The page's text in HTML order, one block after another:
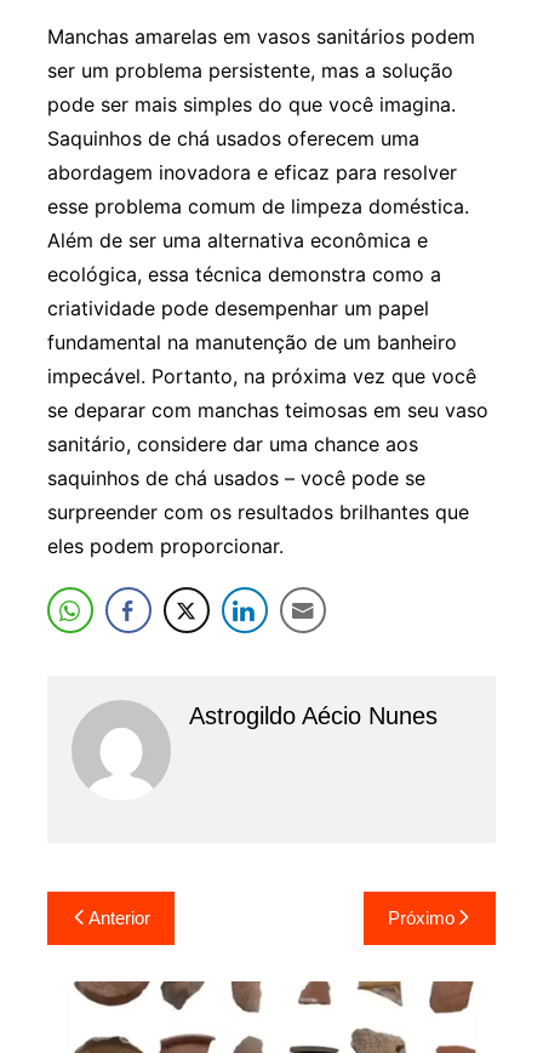
Manchas amarelas em vasos sanitários podem
ser um problema persistente, mas a solução
pode ser mais simples do que você imagina.
Saquinhos de chá usados oferecem uma
abordagem inovadora e eficaz para resolver
esse problema comum de limpeza doméstica.
Além de ser uma alternativa econômica e
ecológica, essa técnica demonstra como a
criatividade pode desempenhar um papel
fundamental na manutenção de um banheiro
impecável. Portanto, na próxima vez que você
se deparar com manchas teimosas em seu vaso
sanitário, considere dar uma chance aos
saquinhos de chá usados – você pode se
surpreender com os resultados brilhantes que
eles podem proporcionar.
Astrogildo Aécio Nunes
Navegação
de
Post
Anterior Próximo